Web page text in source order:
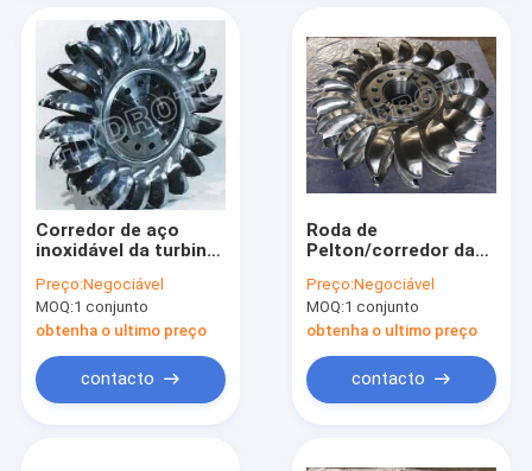
Corredor de aço
inoxidável da turbina
eficiência
elevada/roda de
Pelton para o projeto
das energias
hidráulicas
Preço:Negociável
MOQ:1 conjunto
obtenha o ultimo preço
contacto
Roda de
Pelton/corredor da
máquina do CNC da
forja para o poder
2MW - 20MW
Preço:Negociável
MOQ:1 conjunto
obtenha o ultimo preço
contacto